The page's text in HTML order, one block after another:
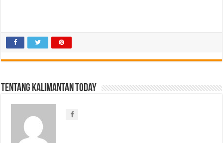
Tentang Kalimantan Today